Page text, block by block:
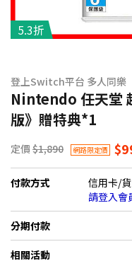
5.3折
登上Switch平台 多人同樂
Nintendo 任天堂
版》贈特典*1
定價 $1,890 網路限定價
付款方式
信用卡/
請登入會
分期付款
＊實際可分期數、適用利
相關活動